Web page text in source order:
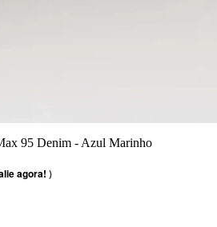
95 Denim - Azul Marinho
agora! )